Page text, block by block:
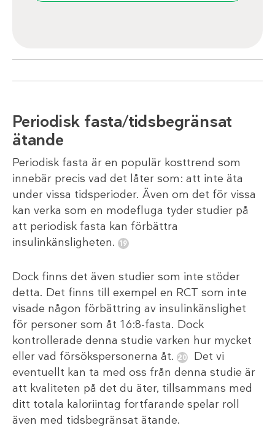
Periodisk fasta/tidsbegränsat
ätande
Periodisk fasta är en populär kosttrend som
innebär precis vad det låter som: att inte äta
under vissa tidsperioder. Även om det för vissa
kan verka som en modefluga tyder studier på
att periodisk fasta kan förbättra
insulinkänsligheten.
Dock finns det även studier som inte stöder
detta. Det finns till exempel en RCT som inte
visade någon förbättring av insulinkänslighet
för personer som åt 16:8-fasta. Dock
kontrollerade denna studie varken hur mycket
eller vad försökspersonerna åt.
Det vi
eventuellt kan ta med oss från denna studie är
att kvaliteten på det du äter, tillsammans med
ditt totala kaloriintag fortfarande spelar roll
även med tidsbegränsat ätande.